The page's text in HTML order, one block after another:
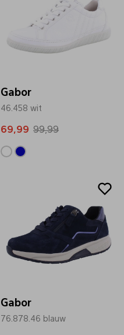
Gabor
46.458 wit
69,99 99,99
Gabor
76.878.46 blauw